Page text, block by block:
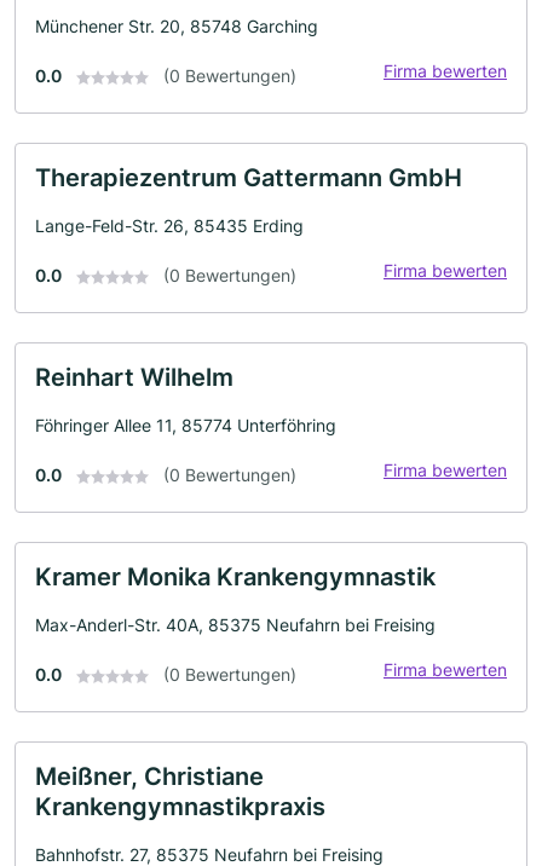
Münchener Str. 20, 85748 Garching
0.0 (0 Bewertungen) Firma bewerten
Therapiezentrum Gattermann GmbH
Lange-Feld-Str. 26, 85435 Erding
0.0 (0 Bewertungen) Firma bewerten
Reinhart Wilhelm
Föhringer Allee 11, 85774 Unterföhring
0.0 (0 Bewertungen) Firma bewerten
Kramer Monika Krankengymnastik
Max-Anderl-Str. 40A, 85375 Neufahrn bei Freising
0.0 (0 Bewertungen) Firma bewerten
Meißner, Christiane
Krankengymnastikpraxis
Bahnhofstr. 27, 85375 Neufahrn bei Freising